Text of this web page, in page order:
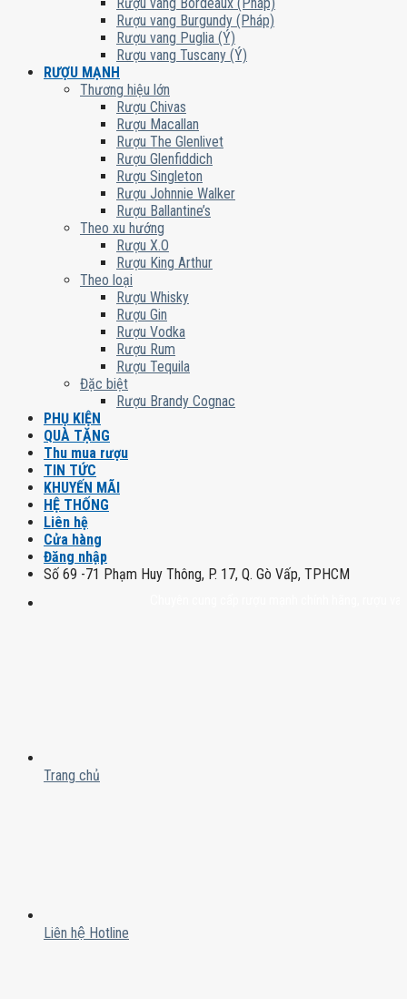
Rượu vang Burgundy (Pháp)
Rượu vang Puglia (Ý)
Rượu vang Tuscany (Ý)
RƯỢU MẠNH
Thương hiệu lớn
Rượu Chivas
Rượu Macallan
Rượu The Glenlivet
Rượu Glenfiddich
Rượu Singleton
Rượu Johnnie Walker
Rượu Ballantine’s
Theo xu hướng
Rượu X.O
Rượu King Arthur
Theo loại
Rượu Whisky
Rượu Gin
Rượu Vodka
Rượu Rum
Rượu Tequila
Đặc biệt
Rượu Brandy Cognac
PHỤ KIỆN
QUÀ TẶNG
Thu mua rượu
TIN TỨC
KHUYẾN MÃI
HỆ THỐNG
Liên hệ
Cửa hàng
Đăng nhập
Số 69 -71 Phạm Huy Thông, P. 17, Q. Gò Vấp, TPHCM
Trang chủ
Liên hệ Hotline